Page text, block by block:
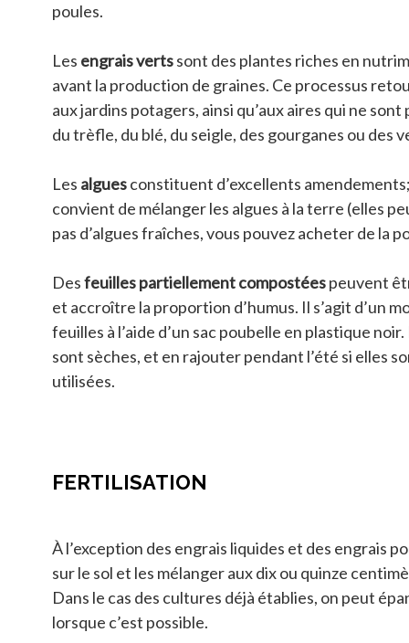
poules.
Les engrais vertssont des plantes riches en
avant la production de graines. Ce processus
aux jardins potagers, ainsi qu’aux aires qui ne
du trèfle, du blé, du seigle, des gourganes ou des
Les alguesconstituent d’excellents
convient de mélanger les algues à la terre (elles
pas d’algues fraîches, vous pouvez acheter de la
Desfeuilles partiellement compostéespeuvent
et accroître la proportion d’humus. Il s’agit d’un
feuilles à l’aide d’un sac poubelle en plastique
sont sèches, et en rajouter pendant l’été si elles
utilisées.
FERTILISATION
À l’exception des engrais liquides et des engrais
sur le sol et les mélanger aux dix ou quinze
Dans le cas des cultures déjà établies, on peut
lorsque c’est possible.